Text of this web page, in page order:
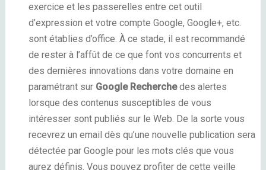
exercice et les passerelles entre cet outil
d’expression et votre compte Google, Google+, etc.
sont établies d’office. À ce stade, il est recommandé
de rester à l’affût de ce que font vos concurrents et
des dernières innovations dans votre domaine en
paramétrant sur Google Recherchedes alertes
lorsque des contenus susceptibles de vous
intéresser sont publiés sur le Web. De la sorte vous
recevrez un email dès qu’une nouvelle publication sera
détectée par Google pour les mots clés que vous
aurez définis. Vous pouvez profiter de cette veille